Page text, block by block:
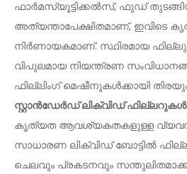
ഫാർമസ്യൂട്ടിക്കൽസ്, ഫുഡ്
അത്യന്താപേക്ഷിതമാണ്, ഇവിടെ
നിർണായകമാണ്. സ്ഥിരമായ
വിപുലമായ നിയന്ത്രണ
ഫില്ലിംഗ് മെഷീനുകൾക്കായി
സ്റ്റാൻഡേർഡ് ലിക്വിഡ്
കൃത്യത ആവശ്യകതകളുള്ള
സാധാരണ ലിക്വിഡ് ബോട്ടിൽ
ചെലവും പ്രകടനവും